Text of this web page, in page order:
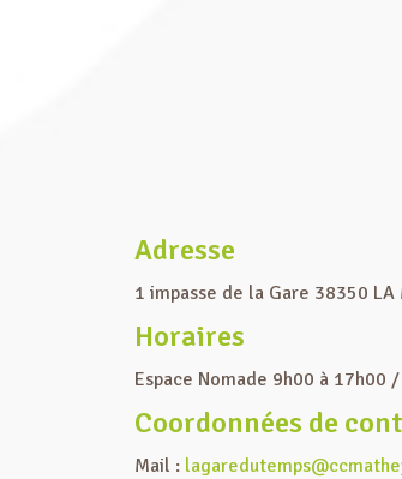
Adresse
1 impasse de la Gare 38350 LA
Horaires
Espace Nomade 9h00 à 17h00
Coordonnées de
Mail :